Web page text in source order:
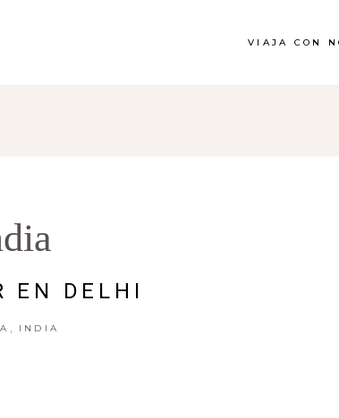
VIAJA CON
EN DELHI
INDIA